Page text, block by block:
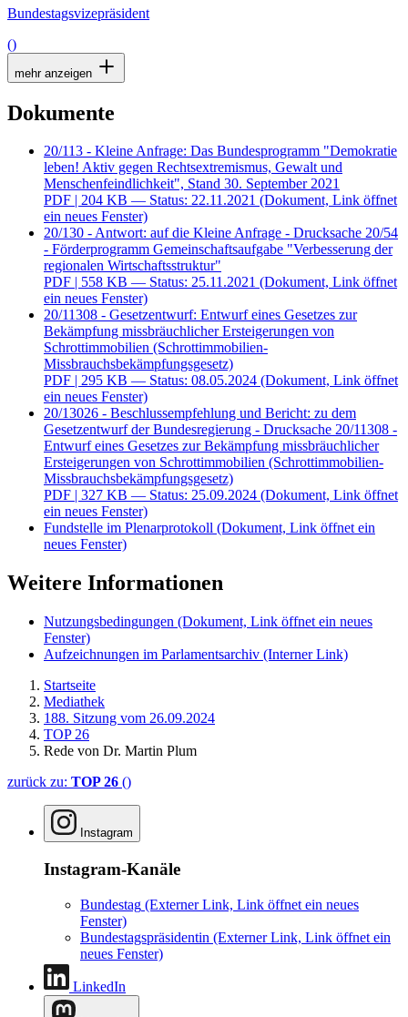
Bundestagsvizepräsident
()
mehr anzeigen
Dokumente
20/113 - Kleine Anfrage: Das Bundesprogramm "Demokratie
leben! Aktiv gegen Rechtsextremismus, Gewalt und
Menschenfeindlichkeit", Stand 30. September 2021
PDF | 204 KB — Status: 22.11.2021 (Dokument, Link öffnet
ein neues Fenster)
20/130 - Antwort: auf die Kleine Anfrage - Drucksache 20/54
- Förderprogramm Gemeinschaftsaufgabe "Verbesserung der
regionalen Wirtschaftsstruktur"
PDF | 558 KB — Status: 25.11.2021 (Dokument, Link öffnet
ein neues Fenster)
20/11308 - Gesetzentwurf: Entwurf eines Gesetzes zur
Bekämpfung missbräuchlicher Ersteigerungen von
Schrottimmobilien (Schrottimmobilien-
Missbrauchsbekämpfungsgesetz)
PDF | 295 KB — Status: 08.05.2024 (Dokument, Link öffnet
ein neues Fenster)
20/13026 - Beschlussempfehlung und Bericht: zu dem
Gesetzentwurf der Bundesregierung - Drucksache 20/11308 -
Entwurf eines Gesetzes zur Bekämpfung missbräuchlicher
Ersteigerungen von Schrottimmobilien (Schrottimmobilien-
Missbrauchsbekämpfungsgesetz)
PDF | 327 KB — Status: 25.09.2024 (Dokument, Link öffnet
ein neues Fenster)
Fundstelle im Plenarprotokoll (Dokument, Link öffnet ein
neues Fenster)
Weitere Informationen
Nutzungsbedingungen (Dokument, Link öffnet ein neues
Fenster)
Aufzeichnungen im Parlamentsarchiv (Interner Link)
Startseite
Mediathek
188. Sitzung vom 26.09.2024
TOP 26
Rede von Dr. Martin Plum
zurück zu: TOP 26 ()
Instagram
Instagram-Kanäle
Bundestag (Externer Link, Link öffnet ein neues
Fenster)
Bundestagspräsidentin (Externer Link, Link öffnet ein
neues Fenster)
LinkedIn